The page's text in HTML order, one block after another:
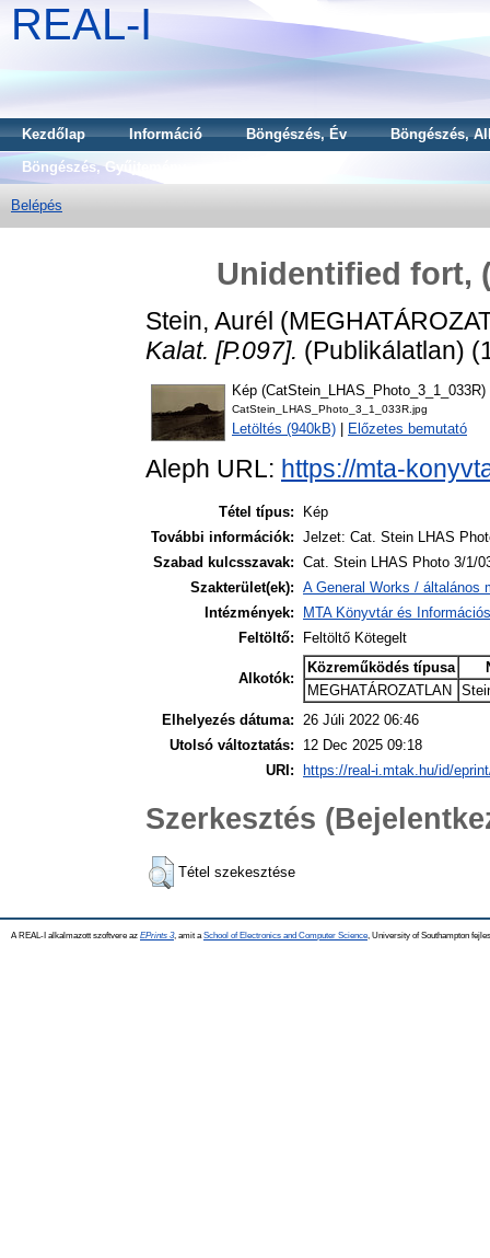
REAL-I
Kezdőlap Információ Böngészés, Év
Böngészés,
Böngészés, Gyűjtemény
Belépés
Unidentified fort,
Stein, Aurél
Kalat. [P.097]. (Publikálatlan)
Kép (CatStein_LHAS_Photo_3_1_033R)
CatStein_LHAS_Photo_3_1_033R.jpg
Letöltés (940kB) Előzetes bemutató
Aleph URL: https://mta-
Tétel típus:
Kép
További információk: Jelzet: Cat. Stein LHAS
Szabad kulcsszavak: Cat. Stein LHAS Photo 3/1/
Szakterület(ek): A General Works / általános
Intézmények:
MTA Könyvtár és
Feltöltő:
Feltöltő Kötegelt
Alkotók:
Közreműködés típusa
MEGHATÁROZATLAN
Elhelyezés dátuma: 26 Júli 2022 06:46
Utolsó változtatás:
12 Dec 2025 09:18
URI:
https://real-i.mtak.hu/id/
Szerkesztés
Tétel szekesztése
A REAL-I alkalmazott szoftvere az EPrints 3, amit a School of Electronics and Computer Science , University of Southampton